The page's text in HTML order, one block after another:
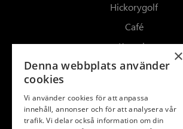
Hickorygolf
Café
Kontakt
Kalender
Följ oss
×
Denna webbplats använder
cookies
Vi använder cookies för att anpassa
innehåll, annonser och för att analysera vår
trafik. Vi delar också information om din